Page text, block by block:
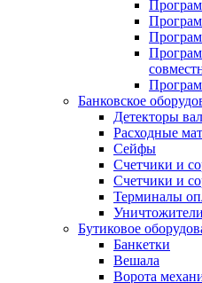
Банковское
Детекторы
Расходные
Сейфы
Счетчики и
Счетчики и
Терминалы
Бутиковое
Банкетки
Вешала
Ворота